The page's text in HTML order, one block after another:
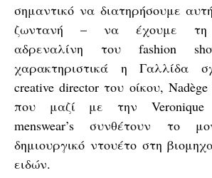
σημαντικό να διατηρήσουμε
ζωντανή – να έχουμε τη
αδρεναλίνη του fashion
χαρακτηριστικά η Γαλλίδα
creative director του οίκου,
που μαζί με την Veronique
menswear’s συνθέτουν το
δημιουργικό ντουέτο στη
ειδών.